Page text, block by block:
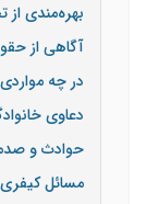
بهره‌مندی
آگاهی از
در چه
دعاوی
حوادث و
مسائل